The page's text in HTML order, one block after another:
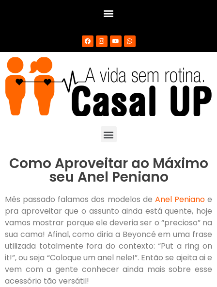
Como Aproveitar ao Máximo
seu Anel Peniano
Mês passado falamos dos modelos de Anel Penianoe
pra aproveitar que o assunto ainda está quente, hoje
vamos mostrar porque ele deveria ser o “precioso” na
sua cama! Afinal, como diria a Beyoncé em uma frase
utilizada totalmente fora do contexto: “Put a ring on
it!”, ou seja “Coloque um anel nele!”. Então se ajeita ai e
vem com a gente conhecer ainda mais sobre esse
acessório tão versátil!